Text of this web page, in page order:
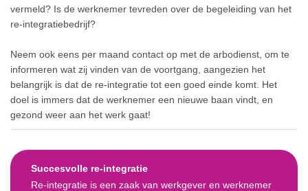
vermeld? Is de werknemer tevreden over de begeleiding van het
re-integratiebedrijf?
Neem ook eens per maand contact op met de arbodienst, om te
informeren wat zij vinden van de voortgang, aangezien het
belangrijk is dat de re-integratie tot een goed einde komt. Het
doel is immers dat de werknemer een nieuwe baan vindt, en
gezond weer aan het werk gaat!
Succesvolle re-integratie
Re-integratie is een zaak van werkgever en werknemer